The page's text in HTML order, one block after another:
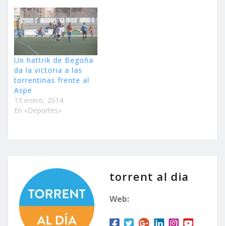
Un hattrik de Begoña
da la victoria a las
torrentinas frente al
Aspe
13 enero, 2014
En «Deportes»
torrent al dia
Web: